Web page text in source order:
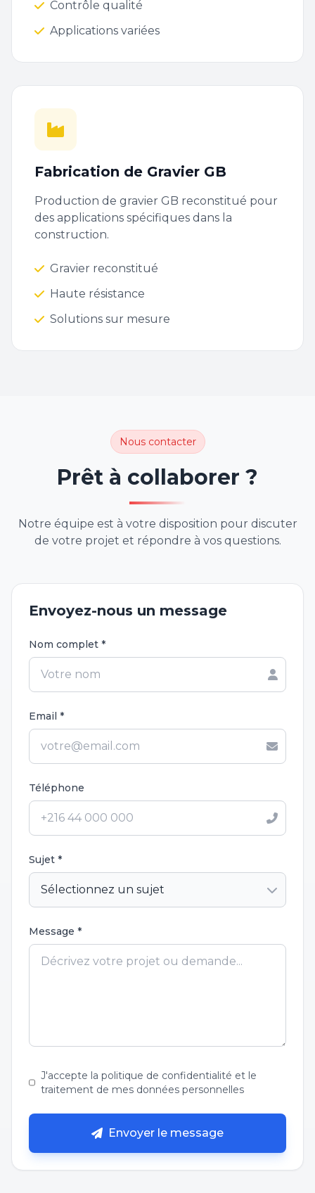
Contrôle qualité
Applications variées
Fabrication de Gravier GB
Production de gravier GB reconstitué pour
des applications spécifiques dans la
construction.
Gravier reconstitué
Haute résistance
Solutions sur mesure
Nous contacter
Prêt à collaborer ?
Notre équipe est à votre disposition pour discuter
de votre projet et répondre à vos questions.
Envoyez-nous un message
Nom complet *
Email *
Téléphone
Sujet *
Message *
J'accepte la politique de confidentialité et le
traitement de mes données personnelles
Envoyer le message